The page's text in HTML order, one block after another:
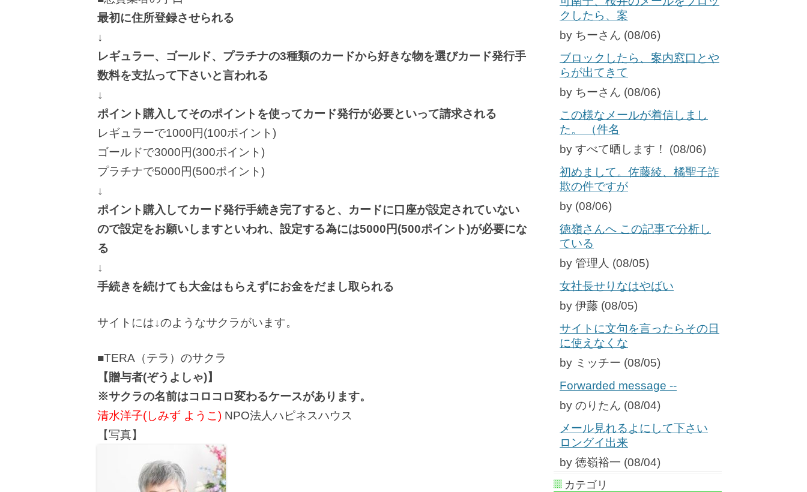
最初に住所登録させられる
↓
レギュラー、ゴールド、プラチナの3種類のカードから好きな物を選びカード発行手
数料を支払って下さいと言われる
↓
ポイント購入してそのポイントを使ってカード発行が必要といって請求される
レギュラーで1000円(100ポイント)
ゴールドで3000円(300ポイント)
プラチナで5000円(500ポイント)
↓
ポイント購入してカード発行手続き完了すると、カードに口座が設定されていない
ので設定をお願いしますといわれ、設定する為には5000円(500ポイント)が必要にな
る
↓
手続きを続けても大金はもらえずにお金をだまし取られる
サイトには↓のようなサクラがいます。
■TERA（テラ）のサクラ
【贈与者(ぞうよしゃ)】
※サクラの名前はコロコロ変わるケースがあります。
清水洋子(しみず ようこ) NPO法人ハピネスハウス
【写真】
クしたら、案
by ちーさん (08/06)
ブロックしたら、案内窓口とや
らが出てきて
by ちーさん (08/06)
この様なメールが着信しまし
た。 （件名
by すべて晒します！ (08/06)
初めまして。佐藤綾、橘聖子詐
欺の件ですが
by (08/06)
徳嶺さんへ この記事で分析し
ている
by 管理人 (08/05)
女社長せりなはやばい
by 伊藤 (08/05)
サイトに文句を言ったらその日
に使えなくな
by ミッチー (08/05)
Forwarded message --
by のりたん (08/04)
メール見れるよにして下さい
ロングイ出来
by 徳嶺裕一 (08/04)
カテゴリ